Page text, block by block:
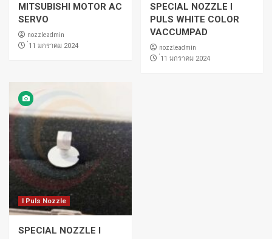
MITSUBISHI MOTOR AC
SERVO
nozzleadmin
่11 มกราคม 2024
SPECIAL NOZZLE I
PULS WHITE COLOR
VACCUMPAD
nozzleadmin
่11 มกราคม 2024
I Puls Nozzle
SPECIAL NOZZLE I